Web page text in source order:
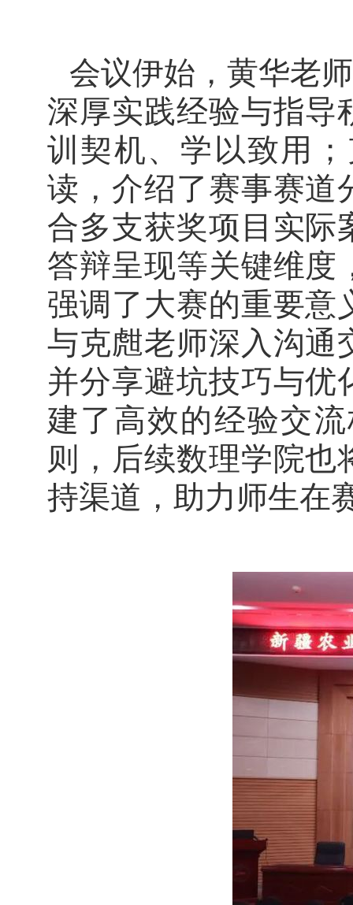
会议伊始，黄华老
深厚实践经验与指导
训契机、学以致用
读，介绍了赛事赛道
合多支获奖项目实际
答辩呈现等关键维度
强调了大赛的重要意
与克甝老师深入沟通
并分享避坑技巧与优
建了高效的经验交
则，后续数理学院也
持渠道，助力师生在